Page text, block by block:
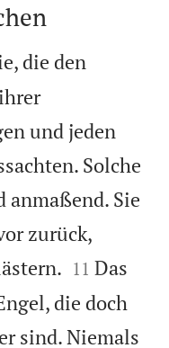
die den
und jeden
Solche
anmaßend. Sie
zurück,


11 Das
die doch
sind. Niemals